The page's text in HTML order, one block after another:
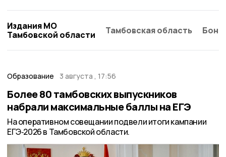
Издания МО
Тамбовской области
Тамбовская область
Образование 3 августа , 17:56
Более 80 тамбовских выпускников
набрали максимальные баллы на ЕГЭ
На оперативном совещании подвели итоги кампании
ЕГЭ‑2026 в Тамбовской области.